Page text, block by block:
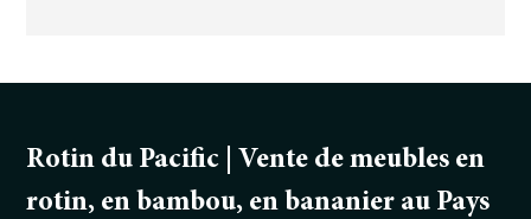
Rotin du Pacific | Vente de meubles en
rotin, en bambou, en bananier au Pays